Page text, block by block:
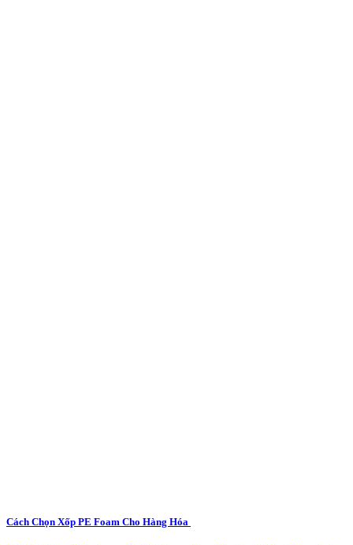
Cách Chọn Xốp PE Foam Cho Hàng Hóa